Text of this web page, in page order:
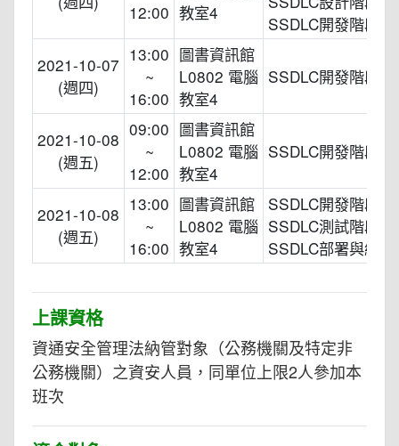
12:00 教室4
SSDLC開發階段
2021-10-07
(週四)
13:00
~
16:00
圖書資訊館
L0802 電腦
教室4
SSDLC開發階段
2021-10-08
(週五)
09:00
~
12:00
圖書資訊館
L0802 電腦
教室4
SSDLC開發階段
2021-10-08
(週五)
13:00
~
16:00
圖書資訊館
L0802 電腦
教室4
SSDLC開發階段、
SSDLC測試階段、
SSDLC部署與維運
上課資格
資通安全管理法納管對象（公務機關及特定非
公務機關）之資安人員，同單位上限2人參加本
班次